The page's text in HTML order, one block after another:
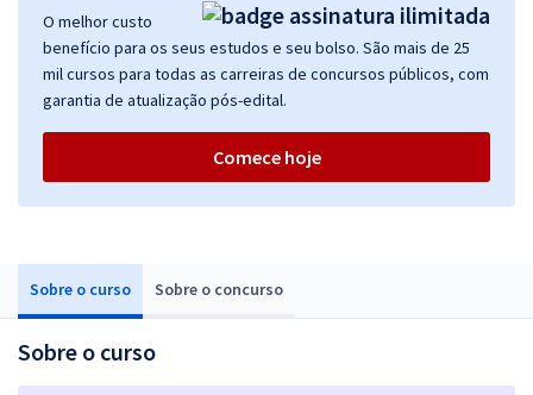
Sobre o curso Sobre o concurso
Sobre o curso
O melhor custo
benefício para os seus estudos e seu bolso. São mais de 25
mil cursos para todas as carreiras de concursos públicos, com
garantia de atualização pós-edital.
Comece hoje